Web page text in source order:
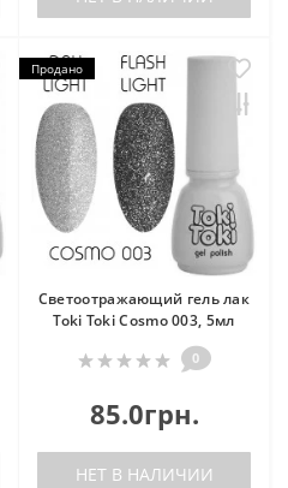
Продано
Светоотражающий гель лак
Toki Toki Cosmo 003, 5мл
0
85.0грн.
НЕТ В НАЛИЧИИ